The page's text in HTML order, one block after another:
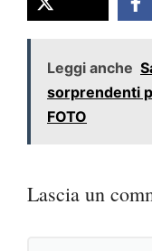
Leggi anche
sorprendenti
FOTO
Lascia un